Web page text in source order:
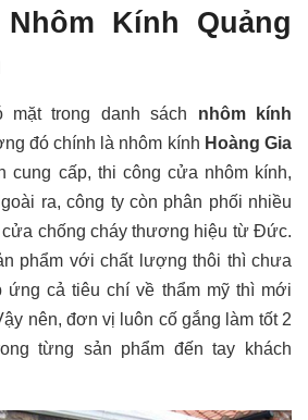
Kính Quảng
mặt trong danh sách nhôm kính
đó chính là nhôm kính Hoàng Gia
cung cấp, thi công cửa nhôm kính,
ra, công ty còn phân phối nhiều
cửa chống cháy thương hiệu từ Đức.
phẩm với chất lượng thôi thì chưa
ứng cả tiêu chí về thẩm mỹ thì mới
nên, đơn vị luôn cố gắng làm tốt 2
từng sản phẩm đến tay khách